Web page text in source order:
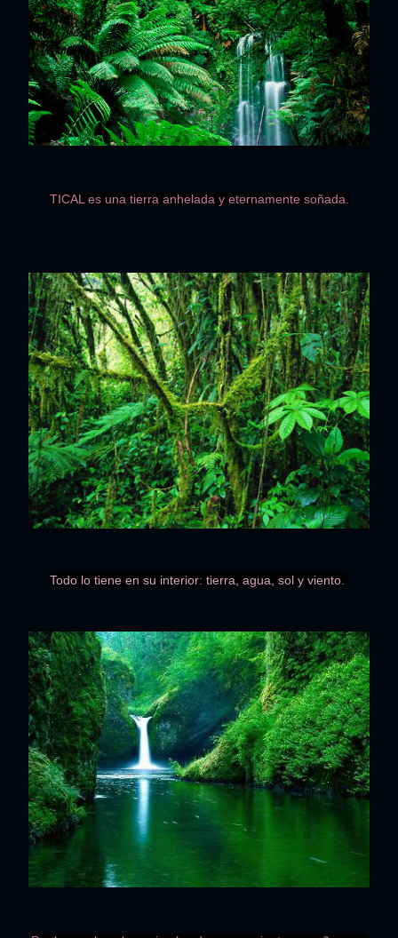
TICAL es una tierra anhelada y eternamente soñada.
Todo lo tiene en su interior: tierra, agua, sol y viento.